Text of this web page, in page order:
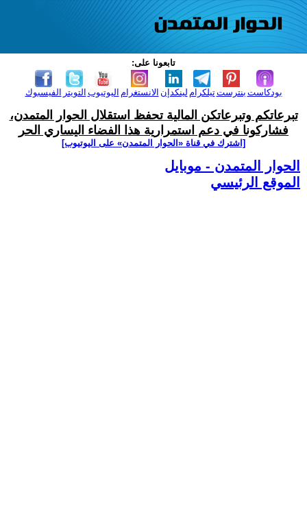
تابعونا على:
الفيسبوك التويتر اليوتيوب الانستغرام لينكدإن تيلكرامبنترست بودكاست
تبرعاتكم وتبرعاتكن المالية تحفظ استقلال الحوار المتمدن،
فشاركونا في دعم استمرارية هذا الفضاء اليساري الحر
[اشترك في قناة ‫«الحوار المتمدن» على اليوتيوب]
الحوار المتمدن - موبايل
الموقع الرئيسي